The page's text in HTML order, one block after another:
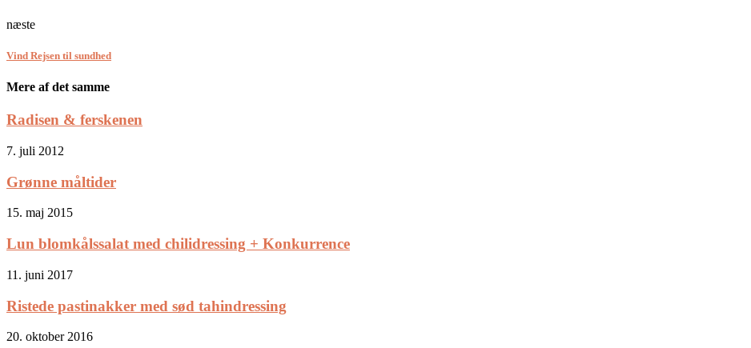
næste
Vind Rejsen til sundhed
Mere af det samme
Radisen & ferskenen
7. juli 2012
Grønne måltider
15. maj 2015
Lun blomkålssalat med chilidressing + Konkurrence
11. juni 2017
Ristede pastinakker med sød tahindressing
20. oktober 2016